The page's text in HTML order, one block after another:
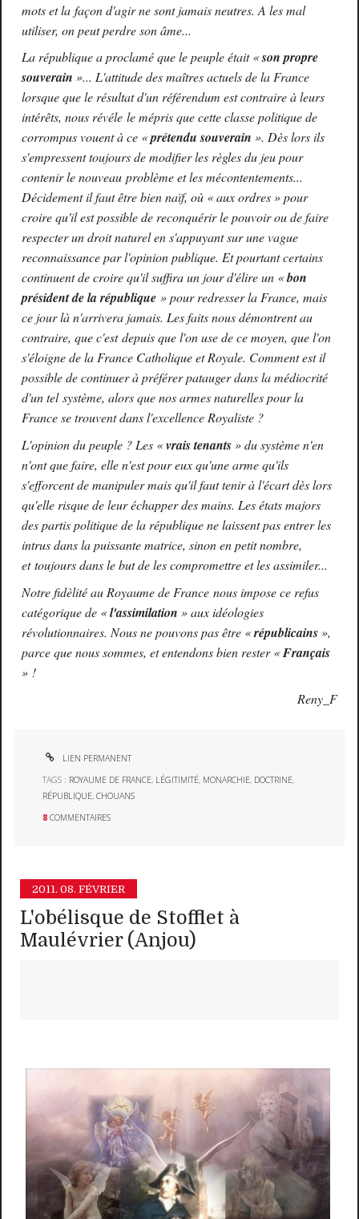
mots et la façon d'agir ne sont jamais neutres. A les mal
utiliser, on peut perdre son âme...
La république a proclamé que le peuple était«son propre
souverain »... L'attitude des maîtres actuels de la France
lorsque que le résultat d'un référendum est contraire à leurs
intérêts, nous révéle le mépris que cette classe politique de
corrompus vouent à ce «prétendu souverain ». Dès lors ils
s'empressent toujours de modifier les règles du jeu pour
contenir le nouveau problème et les mécontentements...
Décidement il faut être bien naïf, où «aux ordres»pour
croire qu'il est possible de reconquérir le pouvoir ou de faire
respecter un droit naturel en s'appuyant sur une vague
reconnaissance par l'opinion publique. Et pourtant certains
continuent de croire qu'il suffira un jour d'élire un «bon
président de la république »pour redresser la France, mais
ce jour là n'arrivera jamais. Les faits nous démontrent au
contraire, que c'est depuis que l'on use de ce moyen, que l'on
s'éloigne de la France Catholique et Royale. Comment est il
possible de continuer à préférer patauger dans la médiocrité
d'un tel système, alors que nos armes naturelles pour la
France se trouvent dans l'excellence Royaliste ?
L'opinion du peuple ? Les «vrais tenants»du système n'en
n'ont que faire, elle n'est pour eux qu'une arme qu'ils
s'efforcent de manipuler mais qu'il faut tenir à l'écart dès lors
qu'elle risque de leur échapper des mains. Les états majors
des partis politique de la république ne laissent pas entrer les
intrus dans la puissante matrice, sinon en petit nombre,
et toujours dans le but de les compromettre et les assimiler...
Notre fidèlité au Royaume de France nous impose ce refus
catégorique de «l'assimilation »aux idéologies
révolutionnaires. Nous ne pouvons pas être «républicains»,
parce que nous sommes, et entendons bien rester«Français
»!
Reny_F
LIEN PERMANENT
TAGS : ROYAUME DE FRANCE, LÉGITIMITÉ, MONARCHIE, DOCTRINE,
RÉPUBLIQUE,CHOUANS
8 COMMENTAIRES
2011. 08. FÉVRIER
L'obélisque de Stofflet à
Maulévrier (Anjou)